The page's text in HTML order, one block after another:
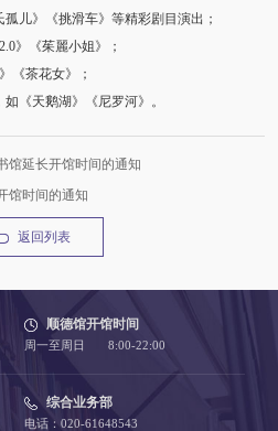
儿》《挑滑车》等精彩剧目演出；
》《茱麗小姐》；
茶花女》；
《天鹅湖》《尼罗河》。
馆延长开馆时间的通知
馆时间的通知
返回列表
顺德馆开馆时间
周一至周日 8:00-22:00
综合业务部
电话：020-61648543